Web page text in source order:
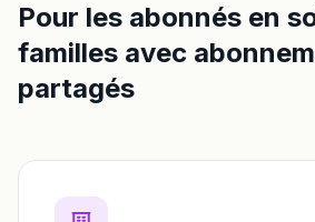
Pour les abonnés en
familles avec
partagés